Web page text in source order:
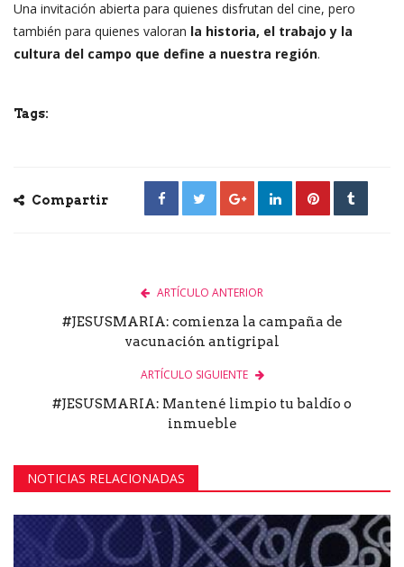
Una invitación abierta para quienes disfrutan del cine, pero
también para quienes valoran la historia, el trabajo y la
cultura del campo que define a nuestra región.
Tags:
Compartir
ARTÍCULO ANTERIOR
#JESUSMARIA: comienza la campaña de
vacunación antigripal
ARTÍCULO SIGUIENTE
#JESUSMARIA: Mantené limpio tu baldío o
inmueble
NOTICIAS RELACIONADAS